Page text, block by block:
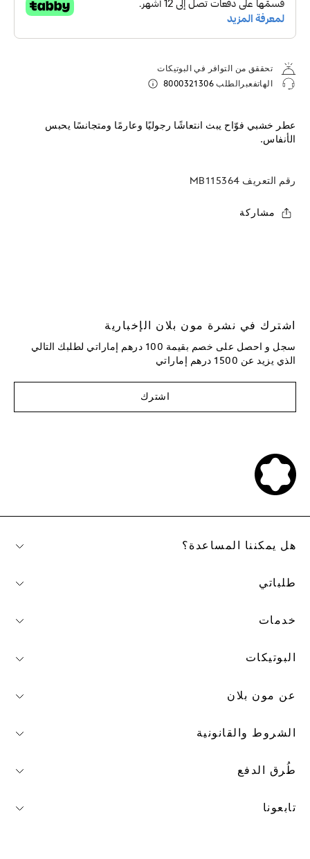
تحققق من التوافر في البوتيكات
الهاتفعبرالطلب 8000321306
عطر خشبي فوّاح يبث انتعاشًا رجوليًا وعارمًا ومتجانسًا يحبس
الأنفاس.
رقم التعريف MB115364
مشاركة
اشترك في نشرة مون بلان الإخبارية
سجل و احصل على خصم بقيمة 100 درهم إماراتي لطلبك التالي
الذي يزيد عن 1500 درهم إماراتي
اشترك
طُرق الدفع
تابعونا
هل يمكننا المساعدة؟
طلباتي
خدمات
البوتيكات
عن مون بلان
الشروط والقانونية